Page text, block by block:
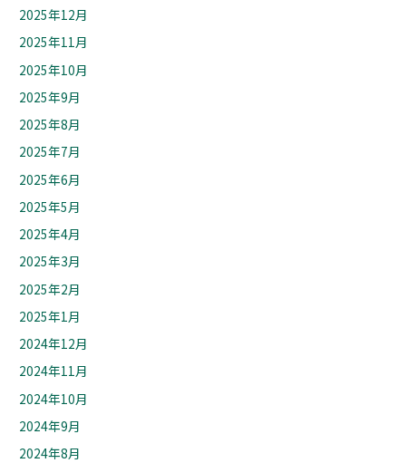
2025年12月
2025年11月
2025年10月
2025年9月
2025年8月
2025年7月
2025年6月
2025年5月
2025年4月
2025年3月
2025年2月
2025年1月
2024年12月
2024年11月
2024年10月
2024年9月
2024年8月